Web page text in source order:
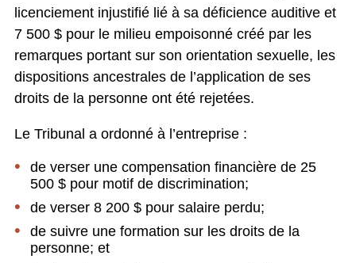
licenciement injustifié lié à sa déficience auditive et
7 500 $ pour le milieu empoisonné créé par les
remarques portant sur son orientation sexuelle, les
dispositions ancestrales de l’application de ses
droits de la personne ont été rejetées.
Le Tribunal a ordonné à l’entreprise :
de verser une compensation financière de 25
500 $ pour motif de discrimination;
de verser 8 200 $ pour salaire perdu;
de suivre une formation sur les droits de la
personne; et